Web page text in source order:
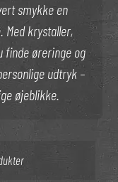
smykke en
krystaller,
finde øreringe og
udtryk –
øjeblikke.